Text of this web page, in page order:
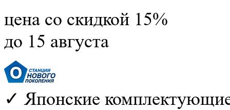
цена со скидкой 15%
до 15 августа
✓ Японские